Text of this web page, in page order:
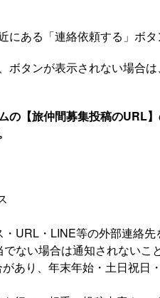
ある「連絡依頼する」ボタ
タンが表示されない場合は、
の【旅仲間募集投稿のURL
URL・LINE等の外部連絡
ない場合は通知されないこ
あり、年末年始・土日祝日